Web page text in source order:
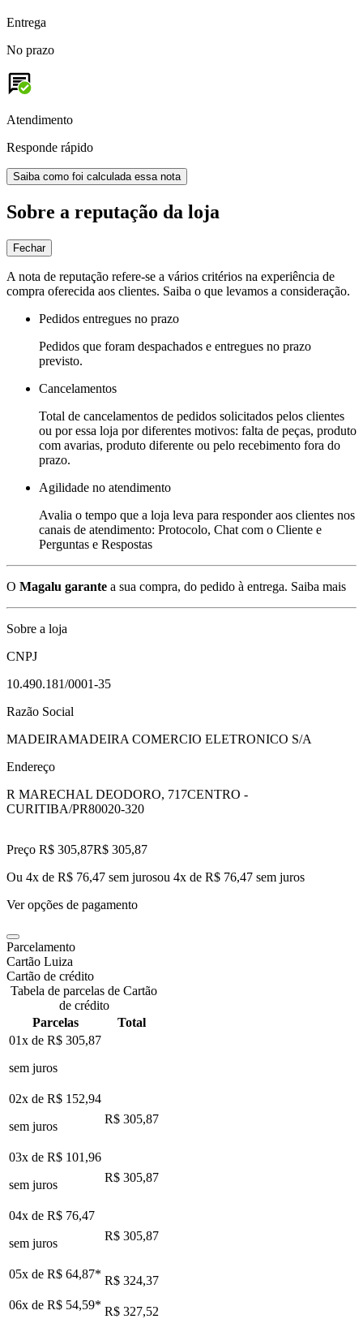
Entrega
No prazo
Atendimento
Responde rápido
Saiba como foi calculada essa nota
Sobre a reputação da loja
Fechar
A nota de reputação refere-se a vários critérios na experiência de
compra oferecida aos clientes. Saiba o que levamos a consideração.
Pedidos entregues no prazo
Pedidos que foram despachados e entregues no prazo
previsto.
Cancelamentos
Total de cancelamentos de pedidos solicitados pelos clientes
ou por essa loja por diferentes motivos: falta de peças, produto
com avarias, produto diferente ou pelo recebimento fora do
prazo.
Agilidade no atendimento
Avalia o tempo que a loja leva para responder aos clientes nos
canais de atendimento: Protocolo, Chat com o Cliente e
Perguntas e Respostas
O Magalu garante a sua compra, do pedido à entrega. Saiba mais
Sobre a loja
CNPJ
10.490.181/0001-35
Razão Social
MADEIRAMADEIRA COMERCIO ELETRONICO S/A
Endereço
R MARECHAL DEODORO, 717CENTRO -
CURITIBA/PR80020-320
Preço R$ 305,87R$ 305,87
Ou 4x de R$ 76,47 sem jurosou 4x de R$ 76,47 sem juros
Ver opções de pagamento
Parcelamento
Cartão Luiza
Cartão de crédito
Tabela de parcelas de Cartão
de crédito
Parcelas
Total
01x de R$ 305,87
sem juros
02x de R$ 152,94
sem juros
R$ 305,87
03x de R$ 101,96
sem juros
R$ 305,87
04x de R$ 76,47
sem juros
R$ 305,87
05x de R$ 64,87* R$ 324,37
06x de R$ 54,59* R$ 327,52